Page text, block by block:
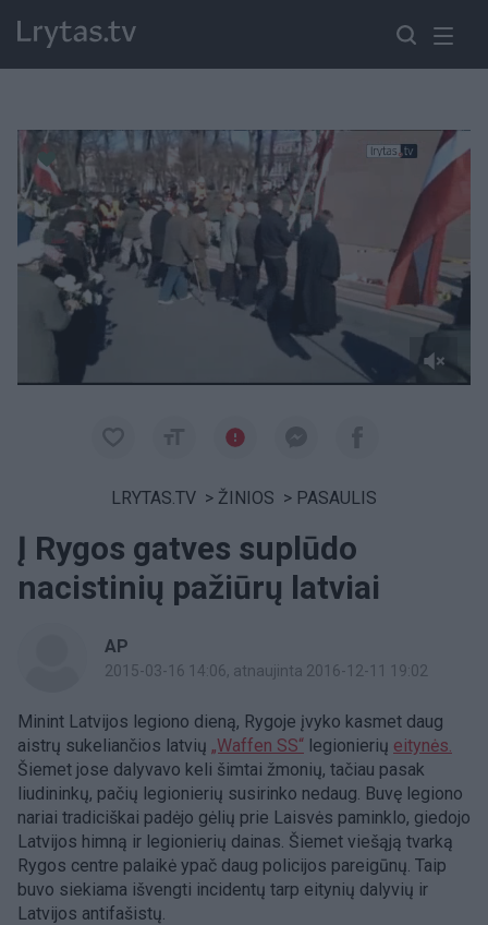
Paremkite Ukrainą
LRYTAS.TV > ŽINIOS > PASAULIS
Į Rygos gatves suplūdo
nacistinių pažiūrų latviai
AP
2015-03-16 14:06, atnaujinta 2016-12-11 19:02
Minint Latvijos legiono dieną, Rygoje įvyko kasmet daug
aistrų sukeliančios latvių „Waffen SS“ legionierių eitynės.
Šiemet jose dalyvavo keli šimtai žmonių, tačiau pasak
liudininkų, pačių legionierių susirinko nedaug. Buvę legiono
nariai tradiciškai padėjo gėlių prie Laisvės paminklo, giedojo
Latvijos himną ir legionierių dainas. Šiemet viešąją tvarką
Rygos centre palaikė ypač daug policijos pareigūnų. Taip
buvo siekiama išvengti incidentų tarp eitynių dalyvių ir
Latvijos antifašistų.